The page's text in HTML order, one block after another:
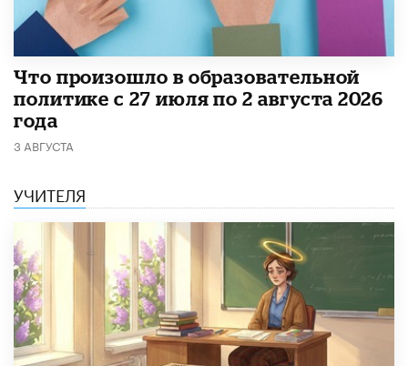
​Что произошло в образовательной
политике с 27 июля по 2 августа 2026
года
3 АВГУСТА
УЧИТЕЛЯ